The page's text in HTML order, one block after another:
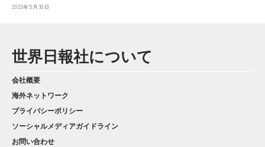
2023年5月30日
世界日報社について
会社概要
海外ネットワーク
プライバシーポリシー
ソーシャルメディアガイドライン
お問い合わせ